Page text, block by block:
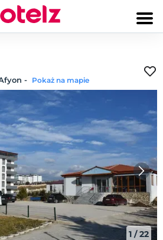
- Pokaż na mapie
1 /22